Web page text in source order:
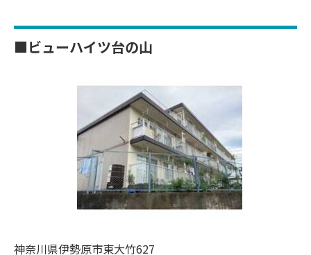
■ビューハイツ台の山
神奈川県伊勢原市東大竹627